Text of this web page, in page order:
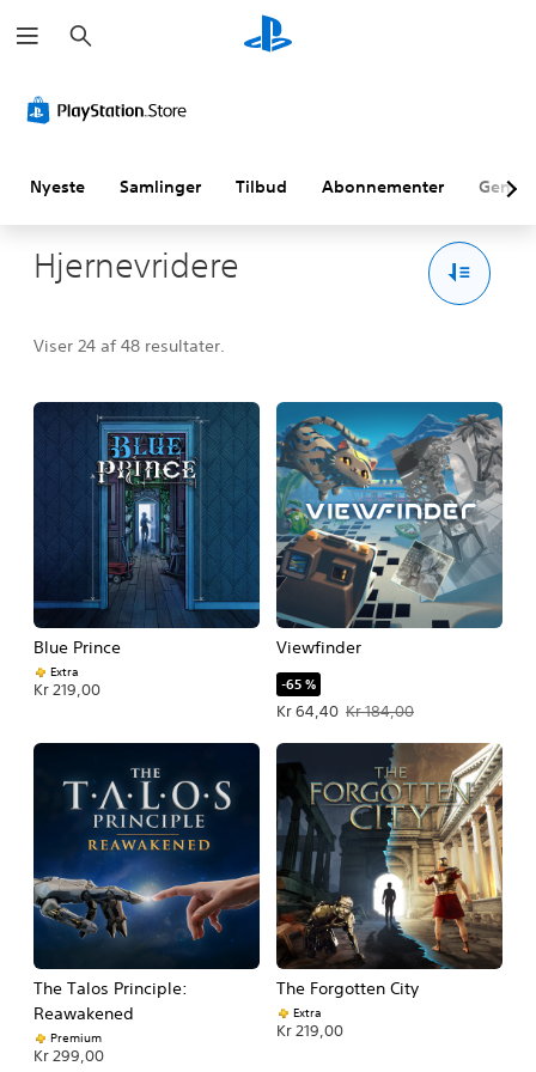
ø
g
Nyeste Samlinger Tilbud Abonnementer
Hjernevridere
Viser 24 af 48 resultater.
Blue Prince
Extra
Kr 219,00
Viewfinder
-65 %
Kr 64,40
Tilbudspris Kr 64,40. Oprindelig pris
Kr 184,00
The Talos Principle:
Reawakened
Premium
Kr 299,00
The Forgotten City
Extra
Kr 219,00